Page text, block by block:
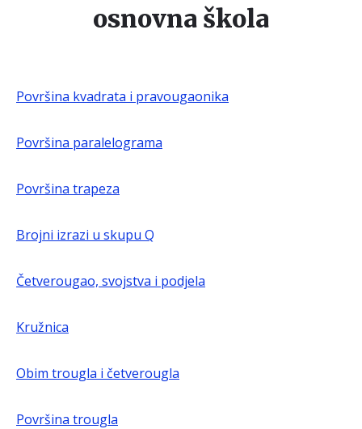
osnovna škola
Površina kvadrata i pravougaonika
Površina paralelograma
Površina trapeza
Brojni izrazi u skupu Q
Četverougao, svojstva i podjela
Kružnica
Obim trougla i četverougla
Površina trougla